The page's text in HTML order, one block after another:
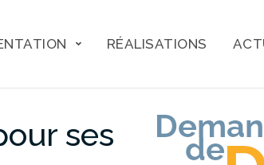
RÉALISATIONS
ses